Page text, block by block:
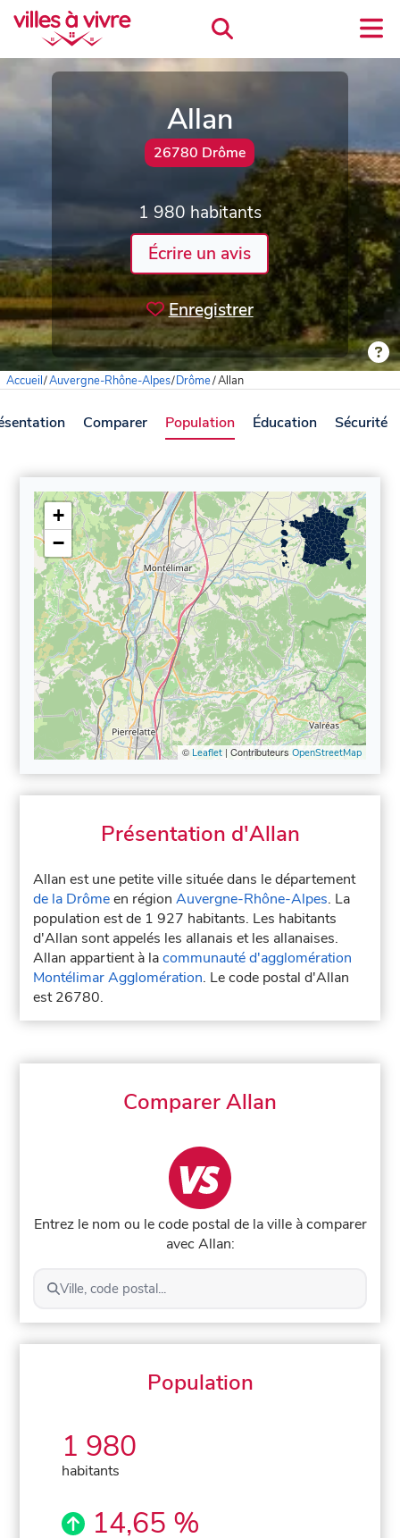
Allan
26780 Drôme
1 980 habitants
Écrire un avis
Enregistrer
Accueil/Auvergne-Rhône-Alpes/Drôme/Allan
Comparer Population Éducation Sécurité
+
−
© Leaflet| Contributeurs OpenStreetMap
Présentation d'Allan
Allan est une petite ville située dans le département
de la Drômeen régionAuvergne-Rhône-Alpes. La
population est de 1 927 habitants. Les habitants
d'Allan sont appelés les allanais et les allanaises.
Allan appartient à lacommunauté d'agglomération
Montélimar Agglomération. Le code postal d'Allan
est 26780.
Comparer Allan
Entrez le nom ou le code postal de la ville à comparer
avec Allan:
Ville, code postal...
Population
1 980
habitants
14,65 %